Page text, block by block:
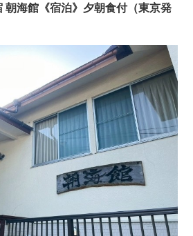
朝海館《宿泊》夕朝食付（東京発